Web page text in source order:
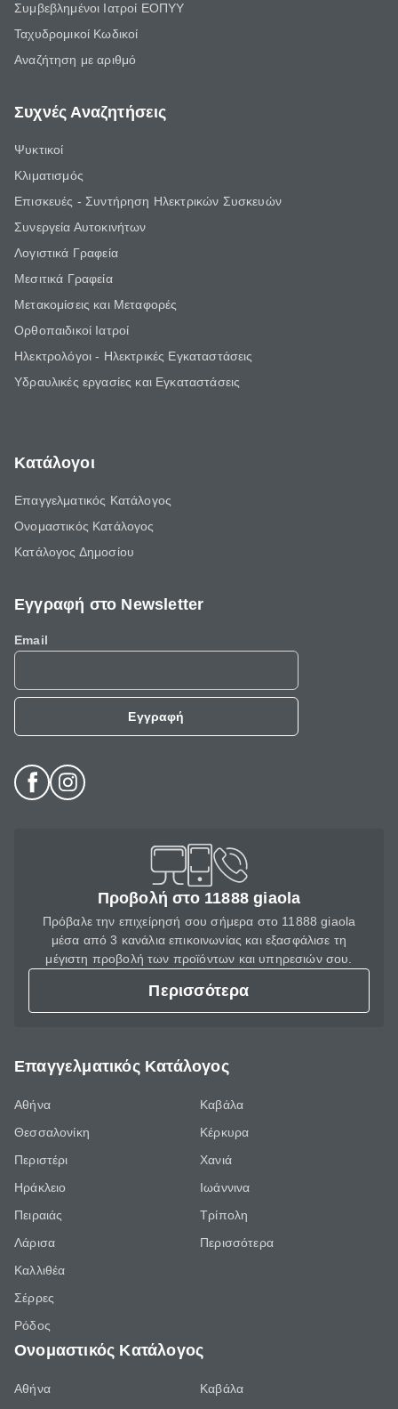
Συμβεβλημένοι Ιατροί ΕΟΠΥΥ
Ταχυδρομικοί Κωδικοί
Αναζήτηση με αριθμό
Συχνές Αναζητήσεις
Ψυκτικοί
Κλιματισμός
Επισκευές - Συντήρηση Ηλεκτρικών Συσκευών
Συνεργεία Αυτοκινήτων
Λογιστικά Γραφεία
Μεσιτικά Γραφεία
Μετακομίσεις και Μεταφορές
Ορθοπαιδικοί Ιατροί
Ηλεκτρολόγοι - Ηλεκτρικές Εγκαταστάσεις
Υδραυλικές εργασίες και Εγκαταστάσεις
Κατάλογοι
Επαγγελματικός Κατάλογος
Ονομαστικός Κατάλογος
Κατάλογος Δημοσίου
Εγγραφή στο Newsletter
Email
Εγγραφή
Προβολή στο 11888 giaola
Πρόβαλε την επιχείρησή σου σήμερα στο 11888 giaola
μέσα από 3 κανάλια επικοινωνίας και εξασφάλισε τη
μέγιστη προβολή των προϊόντων και υπηρεσιών σου.
Περισσότερα
Επαγγελματικός Κατάλογος
Αθήνα
Θεσσαλονίκη
Περιστέρι
Ηράκλειο
Πειραιάς
Λάρισα
Καλλιθέα
Σέρρες
Ρόδος
Καβάλα
Κέρκυρα
Χανιά
Ιωάννινα
Τρίπολη
Περισσότερα
Ονομαστικός Κατάλογος
Αθήνα Καβάλα